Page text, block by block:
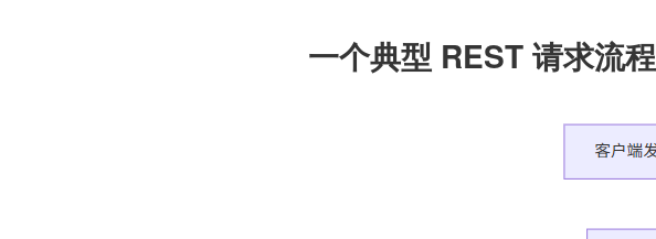
一个典型 REST 请求流程